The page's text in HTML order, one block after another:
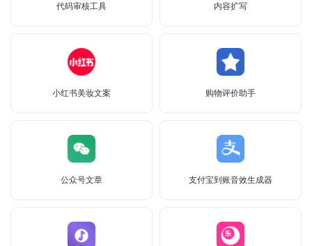
代码审核工具 内容扩写
小红书美妆文案 购物评价助手
公众号文章 支付宝到账音效生成器